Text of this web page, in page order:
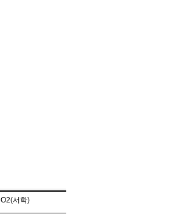
O2(서학)